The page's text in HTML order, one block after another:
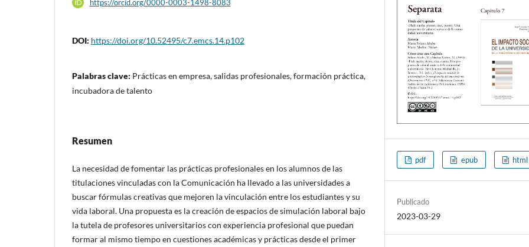
https://orcid.org/0000-0003-1498-8083
DOI: https://doi.org/10.52495/c7.emcs.14.p102
Palabras clave: Prácticas en empresa, salidas profesionales, formación práctica,
incubadora de talento
Resumen
La necesidad de fomentar las prácticas profesionales en los alumnos de las
titulaciones vinculadas con la Comunicación ha llevado a las universidades a
buscar fórmulas creativas que mejoren la vinculación entre los estudiantes y su
vida laboral. Una propuesta es la creación de espacios de simulación laboral bajo
la tutela de profesores universitarios con experiencia profesional que puedan
formar al mismo tiempo en cuestiones académicas y prácticas desde el primer
pdf epub html
Publicado
2023-03-29